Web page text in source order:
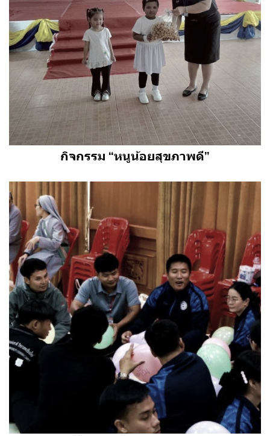
กิจกรรม “หนูน้อยสุขภาพดี”